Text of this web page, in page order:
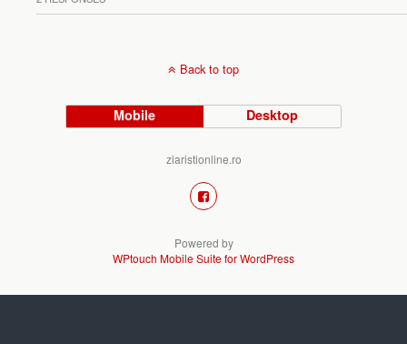
Back to top
Mobile Desktop
ziaristionline.ro
Powered by
WPtouch Mobile Suite for WordPress